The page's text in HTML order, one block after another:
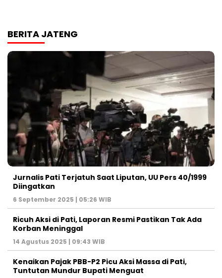
BERITA JATENG
Jurnalis Pati Terjatuh Saat Liputan, UU Pers 40/1999
Diingatkan
6 September 2025 | 05:26 WIB
Ricuh Aksi di Pati, Laporan Resmi Pastikan Tak Ada
Korban Meninggal
14 Agustus 2025 | 09:43 WIB
Kenaikan Pajak PBB-P2 Picu Aksi Massa di Pati,
Tuntutan Mundur Bupati Menguat